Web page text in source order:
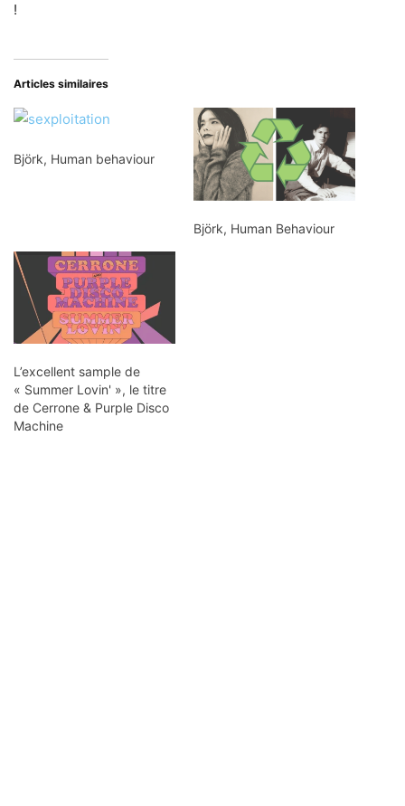
!
Articles similaires
Björk, Human behaviour
Björk, Human Behaviour
L’excellent sample de
« Summer Lovin' », le titre
de Cerrone & Purple Disco
Machine